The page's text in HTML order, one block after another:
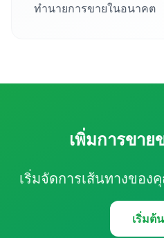
ทำนายการขายในอนาคต
เพิ่มการขา
เริ่มจัดการเส้นทางขอ
เริ่มต้